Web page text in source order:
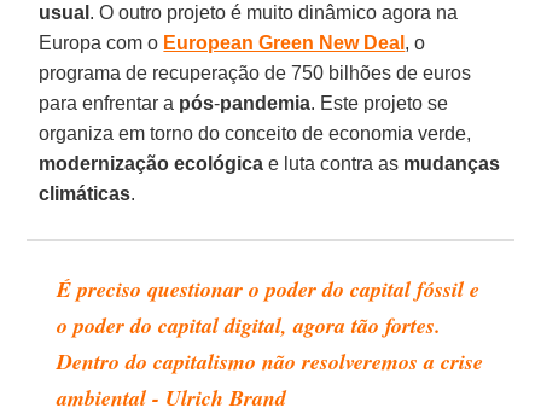
usual . O outro projeto é muito dinâmico agora na
Europa com o European Green New Deal , o
programa de recuperação de 750 bilhões de euros
para enfrentar a pós-pandemia. Este projeto se
organiza em torno do conceito de economia verde,
modernização ecológica e luta contra as mudanças
climáticas.
É preciso questionar o poder do capital fóssil e
o poder do capital digital, agora tão fortes.
Dentro do capitalismo não resolveremos a crise
ambiental - Ulrich Brand